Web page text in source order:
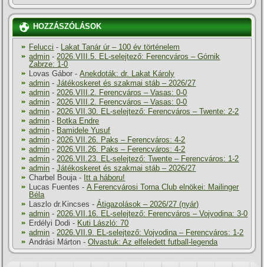
HOZZÁSZÓLÁSOK
Felucci - Lakat Tanár úr – 100 év történelem
admin -2026.VIII.5. EL-selejtező: Ferencváros – Górnik
Zabrze: 1-0
Lovas Gábor -Anekdoták: dr. Lakat Károly
admin -Játékoskeret és szakmai stáb – 2026/27
admin -2026.VIII.2. Ferencváros – Vasas: 0-0
admin -2026.VIII.2. Ferencváros – Vasas: 0-0
admin -2026.VII.30. EL-selejtező: Ferencváros – Twente: 2-2
admin - Botka Endre
admin - Bamidele Yusuf
admin -2026.VII.26. Paks – Ferencváros: 4-2
admin -2026.VII.26. Paks – Ferencváros: 4-2
admin -2026.VII.23. EL-selejtező: Twente – Ferencváros: 1-2
admin -Játékoskeret és szakmai stáb – 2026/27
Charbel Bouja- Itt a háboru!
Lucas Fuentes -A Ferencvárosi Torna Club elnökei: Mailinger
Béla
Laszlo dr.Kincses -Átigazolások – 2026/27 (nyár)
admin -2026.VII.16. EL-selejtező: Ferencváros – Vojvodina: 3-0
Erdélyi Dodi - Kuti László: 70
admin -2026.VII.9. EL-selejtező: Vojvodina – Ferencváros: 1-2
Andrási Márton -Olvastuk: Az elfeledett futball-legenda